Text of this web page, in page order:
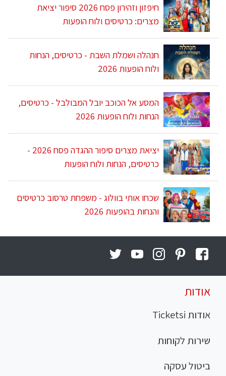
חיפזון וזהירון פסח 2026 סיפור יציאת
מצרים: כרטיסים ולוח הופעות
חנהלה ושמלת השבת - כרטיסים, הנחות
ולוח הופעות 2026
המסע אל הכוכב יובל המבולבל - כרטיסים,
הנחות ולוח הופעות 2026
יציאת מצרים סיפור ההגדה פסח 2026 -
כרטיסים, הנחות ולוח הופעות
שכחו אותי בוולוג - משפחת טרסוב כרטיסים
והנחות בהופעות 2026
אודות
אודות Ticketsi
שירות לקוחות
ביטול עסקה